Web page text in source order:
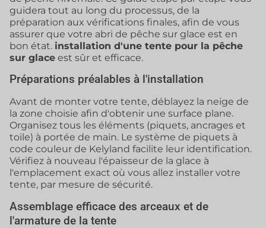
guidera tout au long du processus, de la
préparation aux vérifications finales, afin de vous
assurer que votre abri de pêche sur glace est en
bon état. installation d'une tente pour la pêche
sur glace est sûr et efficace.
Préparations préalables à l'installation
Avant de monter votre tente, déblayez la neige de
la zone choisie afin d'obtenir une surface plane.
Organisez tous les éléments (piquets, ancrages et
toile) à portée de main. Le système de piquets à
code couleur de Kelyland facilite leur identification.
Vérifiez à nouveau l'épaisseur de la glace à
l'emplacement exact où vous allez installer votre
tente, par mesure de sécurité.
Assemblage efficace des arceaux et de
l'armature de la tente